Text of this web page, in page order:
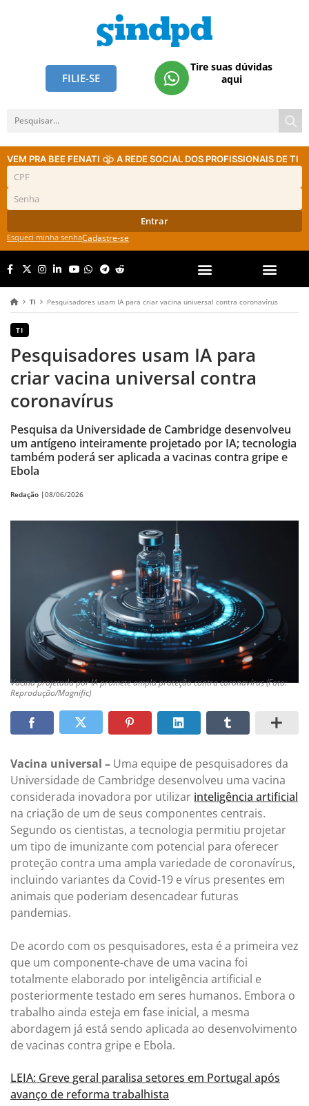
FILIE-SE
Tire suas dúvidas
aqui
VEM PRA BEE FENATI A REDE SOCIAL DOS PROFISSIONAIS DE TI
Entrar
Esqueci minha senhaCadastre-se
TI Pesquisadores usam IA para criar vacina universal contra coronavírus
TI
Pesquisadores usam IA para
criar vacina universal contra
coronavírus
Pesquisa da Universidade de Cambridge desenvolveu
um antígeno inteiramente projetado por IA; tecnologia
também poderá ser aplicada a vacinas contra gripe e
Ebola
Redação |08/06/2026
Vacina projetada por IA promete ampla proteção contra coronavírus (Foto:
Reprodução/Magnific)
Vacina universal – Uma equipe de pesquisadores da
Universidade de Cambridge desenvolveu uma vacina
considerada inovadora por utilizar inteligência artificial
na criação de um de seus componentes centrais.
Segundo os cientistas, a tecnologia permitiu projetar
um tipo de imunizante com potencial para oferecer
proteção contra uma ampla variedade de coronavírus,
incluindo variantes da Covid-19 e vírus presentes em
animais que poderiam desencadear futuras
pandemias.
De acordo com os pesquisadores, esta é a primeira vez
que um componente-chave de uma vacina foi
totalmente elaborado por inteligência artificial e
posteriormente testado em seres humanos. Embora o
trabalho ainda esteja em fase inicial, a mesma
abordagem já está sendo aplicada ao desenvolvimento
de vacinas contra gripe e Ebola.
LEIA: Greve geral paralisa setores em Portugal após
avanço de reforma trabalhista